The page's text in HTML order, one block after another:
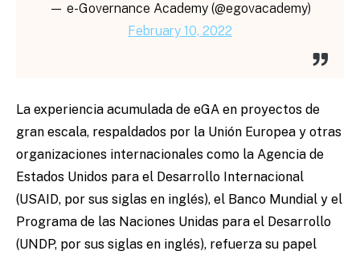
— e-Governance Academy (@egovacademy)
February 10, 2022
La experiencia acumulada de eGA en proyectos de
gran escala, respaldados por la Unión Europea y otras
organizaciones internacionales como la Agencia de
Estados Unidos para el Desarrollo Internacional
(USAID, por sus siglas en inglés), el Banco Mundial y el
Programa de las Naciones Unidas para el Desarrollo
(UNDP, por sus siglas en inglés), refuerza su papel